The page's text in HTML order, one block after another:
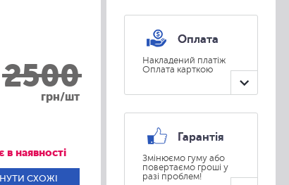
2500
грн/шт
в наявності
СХОЖІ
Оплата
Накладений платіж
Оплата карткою
Гарантія
Змінюємо гуму або
повертаємо гроші у
разі проблем!